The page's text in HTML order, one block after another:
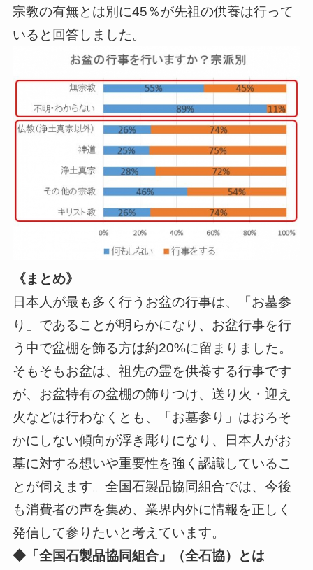
宗教の有無とは別に45％が先祖の供養は行って
いると回答しました。
《まとめ》
日本人が最も多く行うお盆の行事は、「お墓参
り」であることが明らかになり、お盆行事を行
う中で盆棚を飾る方は約20%に留まりました。
そもそもお盆は、祖先の霊を供養する行事です
が、お盆特有の盆棚の飾りつけ、送り火・迎え
火などは行わなくとも、「お墓参り」はおろそ
かにしない傾向が浮き彫りになり、日本人がお
墓に対する想いや重要性を強く認識しているこ
とが伺えます。全国石製品協同組合では、今後
も消費者の声を集め、業界内外に情報を正しく
発信して参りたいと考えています。
◆「全国石製品協同組合」（全石協）とは